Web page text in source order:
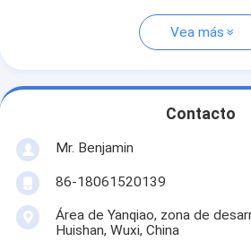
Vea más
Contacto
Mr. Benjamin
86-18061520139
Área de Yanqiao, zona de
Huishan, Wuxi, China